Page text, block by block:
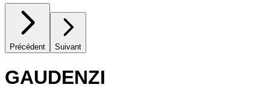
Précédent Suivant
GAUDENZI